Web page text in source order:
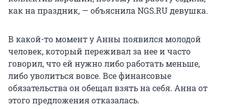
как на праздник, — объяснила NGS.RU девушка.
В какой-то момент у Анны появился молодой
человек, который переживал за нее и часто
говорил, что ей нужно либо работать меньше,
либо уволиться вовсе. Все финансовые
обязательства он обещал взять на себя. Анна от
этого предложения отказалась.